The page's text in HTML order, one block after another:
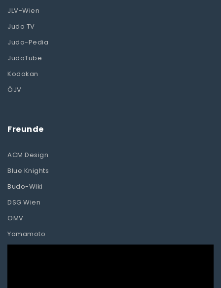
JLV-Wien
Judo TV
Judo-Pedia
JudoTube
Kodokan
ÖJV
Freunde
ACM Design
Blue Knights
Budo-Wiki
DSG Wien
OMV
Yamamoto